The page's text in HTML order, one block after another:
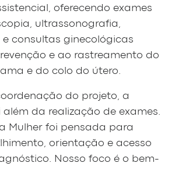
oferecendo exames
ultrassonografia,
consultas ginecológicas
e ao rastreamento do
e do colo do útero.
do projeto, a
da realização de exames.
Mulher foi pensada para
orientação e acesso
Nosso foco é o bem-